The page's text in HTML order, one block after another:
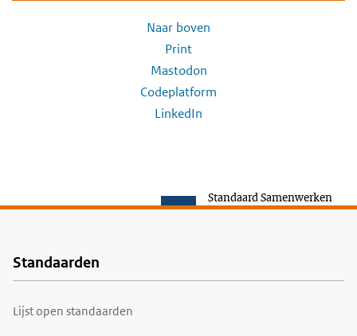
Naar boven
Print
Mastodon
Codeplatform
LinkedIn
Standaard Samenwerken
Voet
Standaarden
Lijst open standaarden